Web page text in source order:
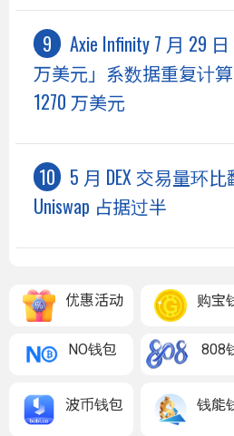
Axie Infinity 7 月 29
万美元」系数据重复计
1270 万美元
5 月 DEX 交易量环
Uniswap 占据过半
优惠活动 购宝
NO钱包 808
波币钱包 钱能